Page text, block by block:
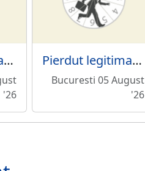
Pierdut certificate de inregistrare fiscala.
'26
Pierdut legitimatie de serviciu nr. 3217,
Bucuresti 05 August
'26